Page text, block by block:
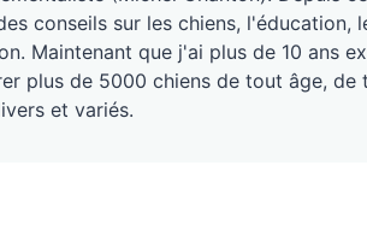
conseils sur les chiens, l'éducation,
Maintenant que j'ai plus de 10 ans
plus de 5000 chiens de tout âge, de
et variés.